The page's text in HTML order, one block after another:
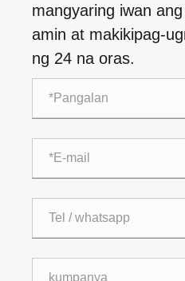
mangyaring iwan
amin at makikipag-
ng 24 na oras.